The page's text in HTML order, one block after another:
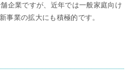
企業ですが、近年では一般家庭向け
事業の拡大にも積極的です。